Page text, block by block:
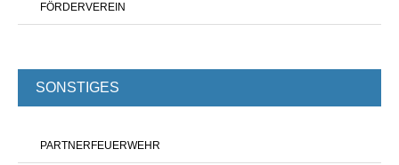
FÖRDERVEREIN
SONSTIGES
PARTNERFEUERWEHR